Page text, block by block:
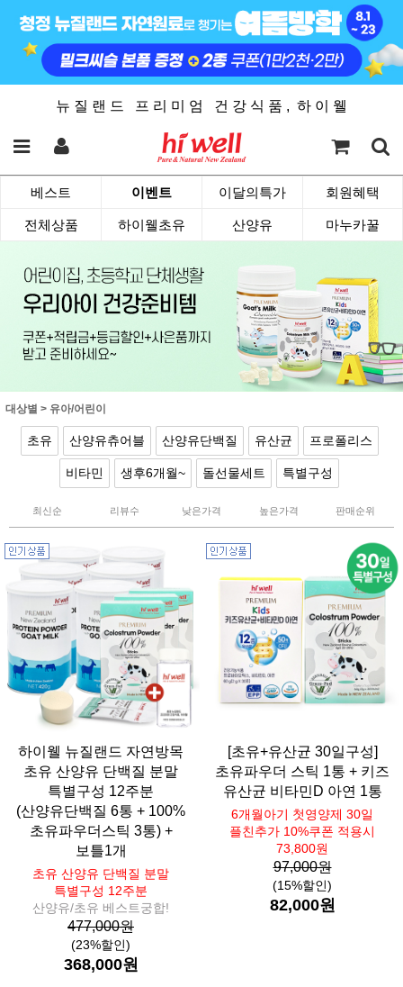
뉴 질 랜 드 프 리 미 엄 건 강 식 품 , 하 이 웰
베스트 이벤트 이달의특가 회원혜택
전체상품 하이웰초유 산양유 마누카꿀
대상별 > 유아/어린이
초유 산양유츄어블 산양유단백질 유산균 프로폴리스
비타민 생후6개월~ 돌선물세트 특별구성
최신순 리뷰수 낮은가격 높은가격 판매순위
하이웰 뉴질랜드 자연방목
초유 산양유 단백질 분말
특별구성 12주분
(산양유단백질 6통 + 100%
초유파우더스틱 3통) +
보틀1개
초유 산양유 단백질 분말
특별구성 12주분
산양유/초유 베스트궁합!
477,000원
(23%할인)
368,000원
[초유+유산균 30일구성]
초유파우더 스틱 1통 + 키즈
유산균 비타민D 아연 1통
6개월아기 첫영양제 30일
플친추가 10%쿠폰 적용시
73,800원
97,000원
(15%할인)
82,000원